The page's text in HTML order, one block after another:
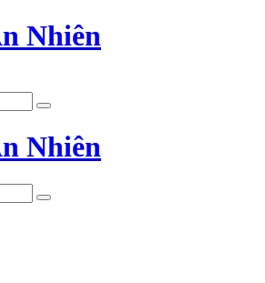
Nhiên
Nhiên